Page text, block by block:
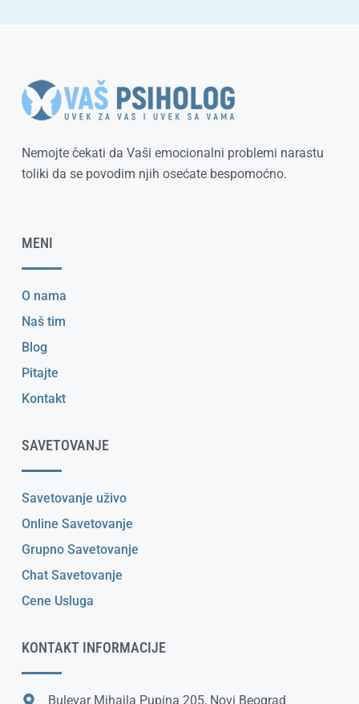
Nemojte čekati da Vaši emocionalni problemi narastu
toliki da se povodim njih osećate bespomoćno.
MENI
O nama
Naš tim
Blog
Pitajte
Kontakt
SAVETOVANJE
Savetovanje uživo
Online Savetovanje
Grupno Savetovanje
Chat Savetovanje
Cene Usluga
KONTAKT INFORMACIJE
Bulevar Mihajla Pupina 205, Novi Beograd